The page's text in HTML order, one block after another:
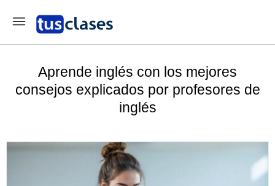
Aprende inglés con los mejores
consejos explicados por profesores de
inglés